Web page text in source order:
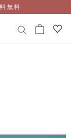
無料